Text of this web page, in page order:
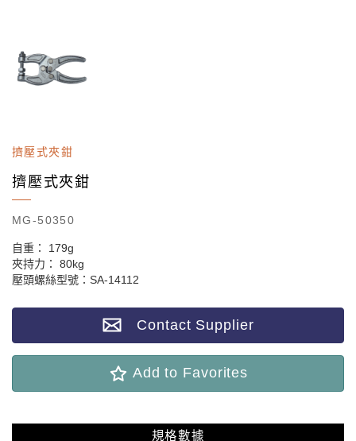
擠壓式夾鉗
擠壓式夾鉗
MG-50350
自重： 179g
夾持力： 80kg
壓頭螺絲型號：SA-14112
Contact Supplier
Add to Favorites
規格數據